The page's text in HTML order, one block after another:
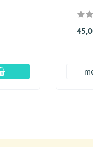
In den Warenkorb